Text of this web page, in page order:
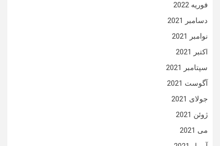
فوریه 2022
دسامبر 2021
نوامبر 2021
اکتبر 2021
سپتامبر 2021
آگوست 2021
جولای 2021
ژوئن 2021
می 2021